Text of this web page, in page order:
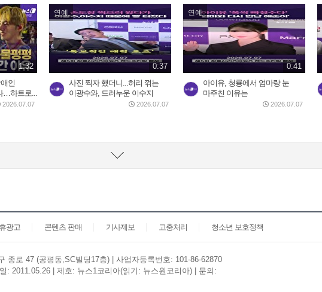
1:32
인
…하트로...
2026.07.07
연예
0:37
사진 찍자 했더니...허리 꺾는
이광수와, 드러누운 이수지
2026.07.07
연예
0:41
아이유, 청룡에서 엄마랑 눈
마주친 이유는
2026.07.07
광고 콘텐츠 판매 기사제보 고충처리 청소년 보호정책
로 47 (공평동,SC빌딩17층) | 사업자등록번호: 101-86-62870
: 2011.05.26 | 제호: 뉴스1코리아(읽기: 뉴스원코리아) | 문의: